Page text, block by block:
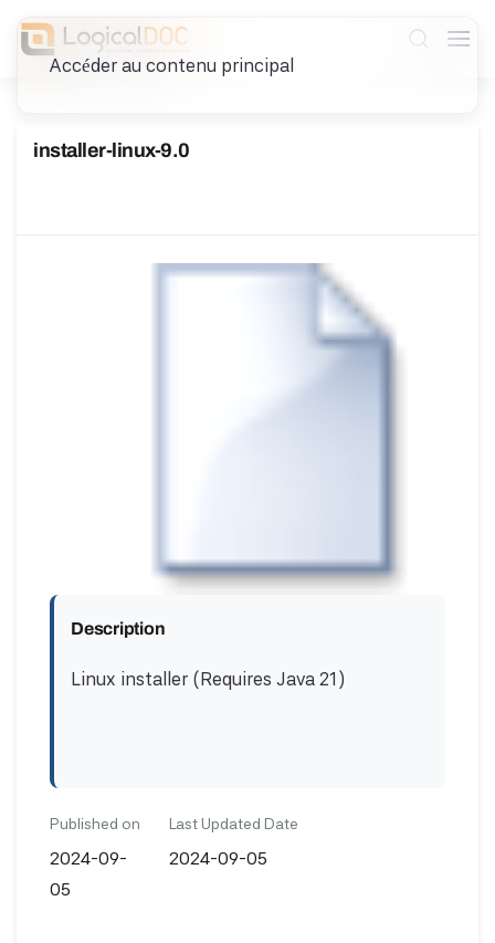
Accéder au contenu principal
installer-linux-9.0
Description
Linux installer (Requires Java 21)
Published on
2024-09-
05
Last Updated Date
2024-09-05